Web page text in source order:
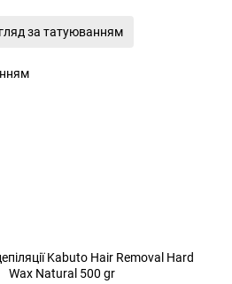
за татуюванням